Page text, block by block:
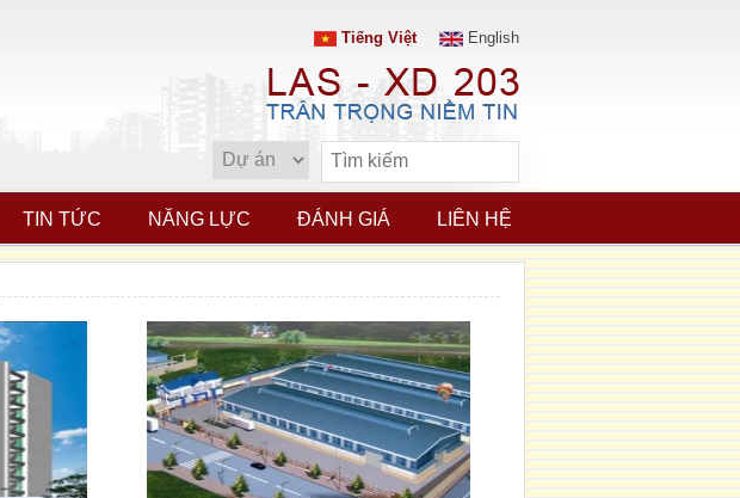
Tiếng Việt English
TIN TỨC NĂNG LỰC ĐÁNH GIÁ LIÊN HỆ